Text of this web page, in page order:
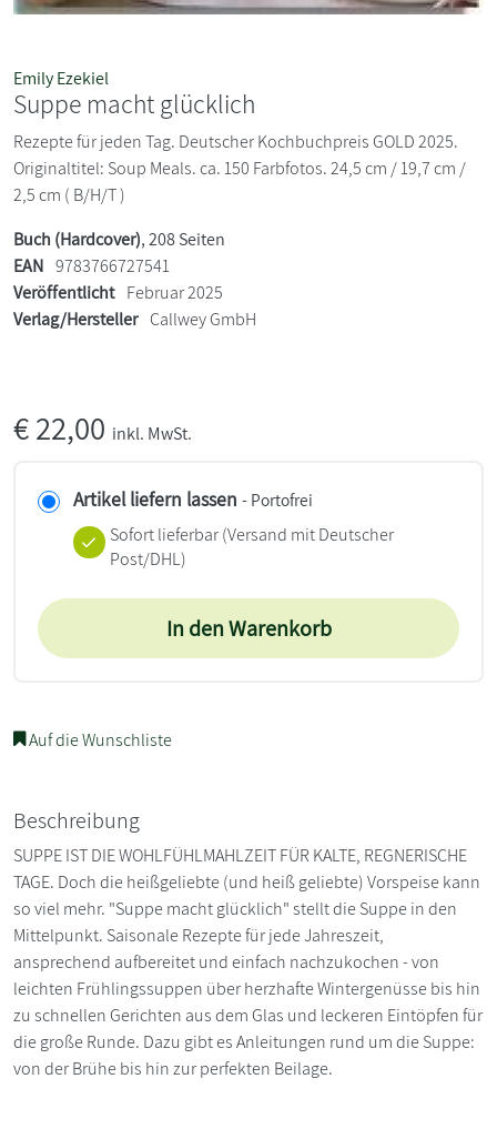
Emily Ezekiel
Suppe macht glücklich
Rezepte für jeden Tag. Deutscher Kochbuchpreis GOLD 2025.
Originaltitel: Soup Meals. ca. 150 Farbfotos. 24,5 cm / 19,7 cm /
2,5 cm ( B/H/T )
Buch (Hardcover), 208 Seiten
EAN 9783766727541
Veröffentlicht Februar 2025
Verlag/Hersteller Callwey GmbH
€22,00 inkl. MwSt.
Artikel liefern lassen - Portofrei
Sofort lieferbar(Versand mit Deutscher
Post/DHL)
In den Warenkorb
Auf die Wunschliste
Beschreibung
SUPPE IST DIE WOHLFÜHLMAHLZEIT FÜR KALTE, REGNERISCHE
TAGE. Doch die heißgeliebte (und heiß geliebte) Vorspeise kann
so viel mehr. "Suppe macht glücklich" stellt die Suppe in den
Mittelpunkt. Saisonale Rezepte für jede Jahreszeit,
ansprechend aufbereitet und einfach nachzukochen - von
leichten Frühlingssuppen über herzhafte Wintergenüsse bis hin
zu schnellen Gerichten aus dem Glas und leckeren Eintöpfen für
die große Runde. Dazu gibt es Anleitungen rund um die Suppe:
von der Brühe bis hin zur perfekten Beilage.